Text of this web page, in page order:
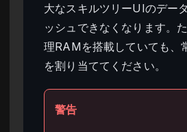
大なスキルツリーUIのデー
ッシュできなくなります。
理RAMを搭載していても、
を割り当ててください。
警告